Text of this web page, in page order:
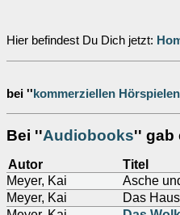
Hier befindest Du Dich jetzt:
bei '' kommerziellen Hörspielen
Bei ''Audiobooks'' gab
Autor
Titel
Meyer, Kai
Asche
Meyer, Kai
Das